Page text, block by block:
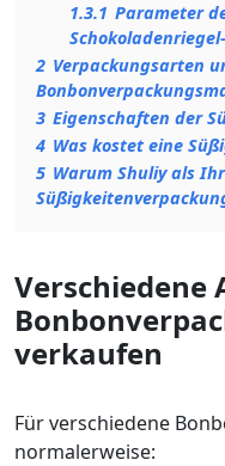
1.3.1 Parameter
2 Verpackungsarten
3 Eigenschaften der
4 Was kostet eine
5 Warum Shuliy als
Verschiedene
verkaufen
Für verschiedene
normalerweise: